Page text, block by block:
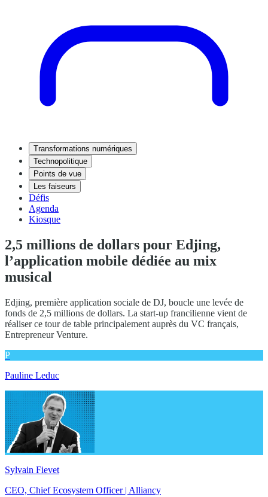
Transformations numériques
Technopolitique
Points de vue
Les faiseurs
Défis
Agenda
Kiosque
2,5 millions de dollars pour Edjing,
l’application mobile dédiée au mix
musical
Edjing, première application sociale de DJ, boucle une levée de
fonds de 2,5 millions de dollars. La start-up francilienne vient de
réaliser ce tour de table principalement auprès du VC français,
Entrepreneur Venture.
P
Pauline Leduc
Sylvain Fievet
CEO, Chief Ecosystem Officer | Alliancy